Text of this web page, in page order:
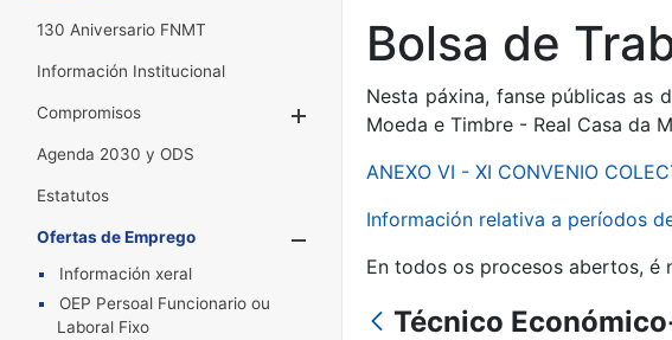
130 Aniversario FNMT
Información Institucional
Compromisos
Mostrar/Ocultar
Agenda 2030 y ODS
Estatutos
Ofertas de Emprego
Información xeral
OEP Persoal Funcionario ou
Laboral Fixo
Bolsa de
Nesta páxina, fanse públicas as
Moeda e Timbre - Real Casa da
ANEXO VI - XI CONVENIO
Información relativa a períodos
En todos os procesos abertos, é
Técnico